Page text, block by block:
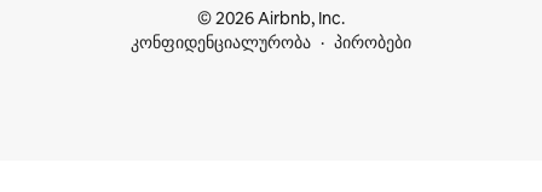
© 2026 Airbnb, Inc.
კონფიდენციალურობა
პირობები